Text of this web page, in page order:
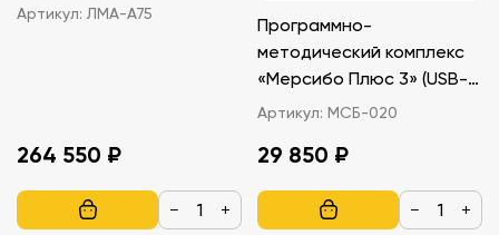
Артикул: ЛМА-А75
264 550 ₽
− +
Программно-
методический комплекс
«Мерсибо Плюс 3» (USB-
версия)
Артикул: МСБ-020
29 850 ₽
− +